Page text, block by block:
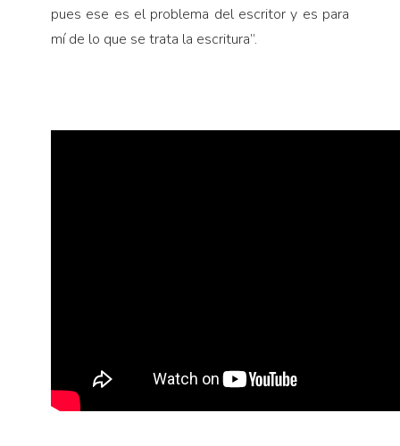
pues ese es el problema del escritor y es para
mí de lo que se trata la escritura”.